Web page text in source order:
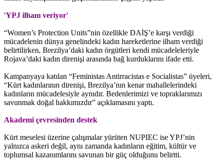
'YPJ ilham veriyor'
“Women’s Protection Units”nin özellikle DAİŞ’e karşı verdiği
mücadelenin dünya genelindeki kadın hareketlerine ilham verdiği
belirtilirken, Brezilya’daki kadın örgütleri kendi mücadeleleriyle
Rojava’daki kadın direnişi arasında bağ kurduklarını ifade etti.
Kampanyaya katılan “Feministas Antirracistas e Socialistas” üyeleri,
“Kürt kadınlarının direnişi, Brezilya’nın kenar mahallelerindeki
kadınların mücadelesiyle aynıdır. Bedenlerimizi ve topraklarımızı
savunmak doğal hakkımızdır” açıklamasını yaptı.
Akademi çevresinden destek
Kürt meselesi üzerine çalışmalar yürüten NUPIEC ise YPJ’nin
yalnızca askeri değil, aynı zamanda kadınların eğitim, kültür ve
toplumsal kazanımlarını savunan bir güç olduğunu belirtti.